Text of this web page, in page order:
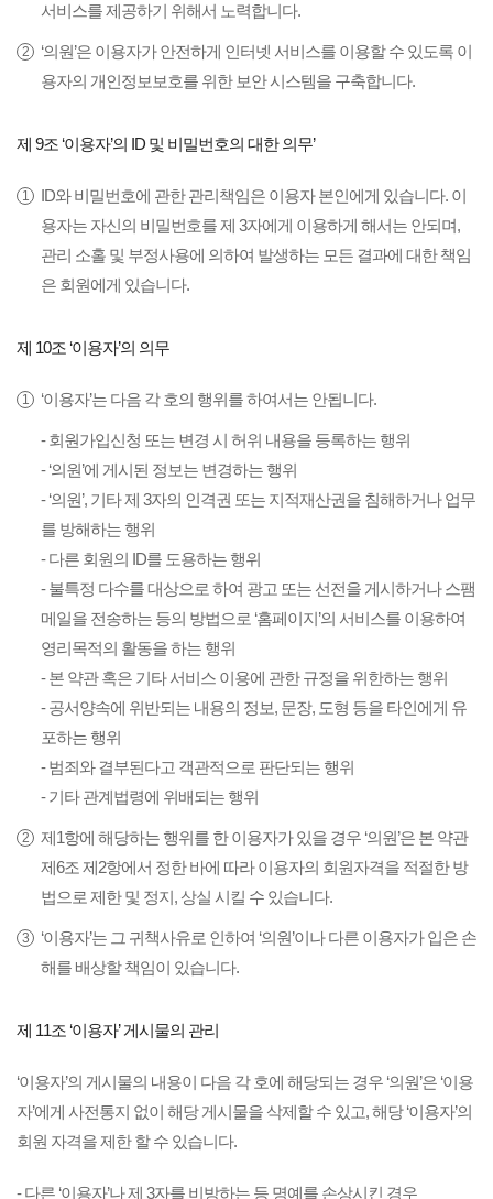
서비스를 제공하기 위해서 노력합니다.
‘의원’은 이용자가 안전하게 인터넷 서비스를 이용할 수 있도록 이
용자의 개인정보보호를 위한 보안 시스템을 구축합니다.
제 9조 ‘이용자’의 ID 및 비밀번호의 대한 의무’
ID와 비밀번호에 관한 관리책임은 이용자 본인에게 있습니다. 이
용자는 자신의 비밀번호를 제 3자에게 이용하게 해서는 안되며,
관리 소홀 및 부정사용에 의하여 발생하는 모든 결과에 대한 책임
은 회원에게 있습니다.
제 10조 ‘이용자’의 의무
‘이용자’는 다음 각 호의 행위를 하여서는 안됩니다.
- 회원가입신청 또는 변경 시 허위 내용을 등록하는 행위
- ‘의원’에 게시된 정보는 변경하는 행위
- ‘의원’, 기타 제 3자의 인격권 또는 지적재산권을 침해하거나 업무
를 방해하는 행위
- 다른 회원의 ID를 도용하는 행위
- 불특정 다수를 대상으로 하여 광고 또는 선전을 게시하거나 스팸
메일을 전송하는 등의 방법으로 ‘홈페이지’의 서비스를 이용하여
영리목적의 활동을 하는 행위
- 본 약관 혹은 기타 서비스 이용에 관한 규정을 위한하는 행위
- 공서양속에 위반되는 내용의 정보, 문장, 도형 등을 타인에게 유
포하는 행위
- 범죄와 결부된다고 객관적으로 판단되는 행위
- 기타 관계법령에 위배되는 행위
제1항에 해당하는 행위를 한 이용자가 있을 경우 ‘의원’은 본 약관
제6조 제2항에서 정한 바에 따라 이용자의 회원자격을 적절한 방
법으로 제한 및 정지, 상실 시킬 수 있습니다.
‘이용자’는 그 귀책사유로 인하여 ‘의원’이나 다른 이용자가 입은 손
해를 배상할 책임이 있습니다.
제 11조 ‘이용자’ 게시물의 관리
‘이용자’의 게시물의 내용이 다음 각 호에 해당되는 경우 ‘의원’은 ‘이용
자’에게 사전통지 없이 해당 게시물을 삭제할 수 있고, 해당 ‘이용자’의
회원 자격을 제한 할 수 있습니다.
- 다른 ‘이용자’나 제 3자를 비방하는 등 명예를 손상시킨 경우